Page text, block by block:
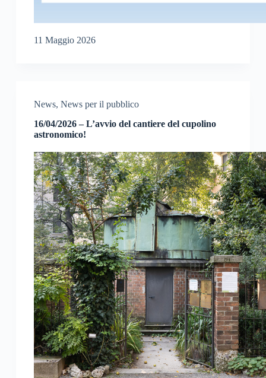
11 Maggio 2026
News, News per il pubblico
16/04/2026 – L’avvio del cantiere del cupolino
astronomico!